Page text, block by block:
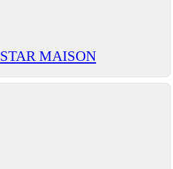
STAR MAISON